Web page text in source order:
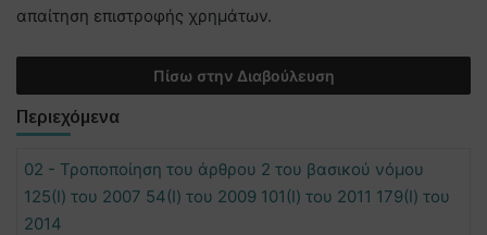
απαίτηση επιστροφής χρημάτων.
Πίσω στην Διαβούλευση
Περιεχόμενα
02 - Τροποποίηση του άρθρου 2 του βασικού νόμου
125(Ι) του 2007 54(Ι) του 2009 101(Ι) του 2011 179(Ι) του
2014